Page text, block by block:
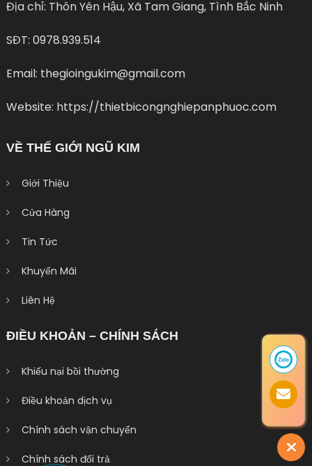
Địa chỉ: Thôn Yên Hậu, Xã Tam Giang, Tình Bắc Ninh
SĐT: 0978.939.514
Email: thegioingukim@gmail.com
Website: https://thietbicongnghiepanphuoc.com
VỀ THẾ GIỚI NGŨ KIM
Giới Thiệu
Cửa Hàng
Tin Tức
Khuyến Mãi
Liên Hệ
ĐIỀU KHOẢN – CHÍNH SÁCH
Khiếu nại bồi thường
Điều khoản dịch vụ
Chính sách vận chuyển
Chính sách đổi trả